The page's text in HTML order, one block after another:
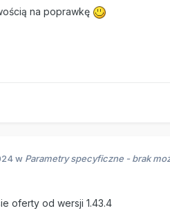
na poprawkę
w Parametry specyficzne - brak
oferty od wersji 1.43.4